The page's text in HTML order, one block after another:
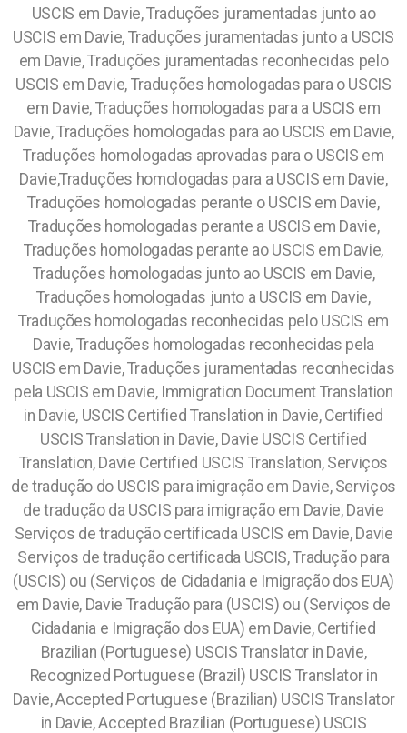
USCIS em Davie, Traduções juramentadas junto ao
USCIS em Davie, Traduções juramentadas junto a USCIS
em Davie, Traduções juramentadas reconhecidas pelo
USCIS em Davie, Traduções homologadas para o USCIS
em Davie, Traduções homologadas para a USCIS em
Davie, Traduções homologadas para ao USCIS em Davie,
Traduções homologadas aprovadas para o USCIS em
Davie,Traduções homologadas para a USCIS em Davie,
Traduções homologadas perante o USCIS em Davie,
Traduções homologadas perante a USCIS em Davie,
Traduções homologadas perante ao USCIS em Davie,
Traduções homologadas junto ao USCIS em Davie,
Traduções homologadas junto a USCIS em Davie,
Traduções homologadas reconhecidas pelo USCIS em
Davie, Traduções homologadas reconhecidas pela
USCIS em Davie, Traduções juramentadas reconhecidas
pela USCIS em Davie, Immigration Document Translation
in Davie, USCIS Certified Translation in Davie, Certified
USCIS Translation in Davie, Davie USCIS Certified
Translation, Davie Certified USCIS Translation, Serviços
de tradução do USCIS para imigração em Davie, Serviços
de tradução da USCIS para imigração em Davie, Davie
Serviços de tradução certificada USCIS em Davie, Davie
Serviços de tradução certificada USCIS, Tradução para
(USCIS) ou (Serviços de Cidadania e Imigração dos EUA)
em Davie, Davie Tradução para (USCIS) ou (Serviços de
Cidadania e Imigração dos EUA) em Davie, Certified
Brazilian (Portuguese) USCIS Translator in Davie,
Recognized Portuguese (Brazil) USCIS Translator in
Davie, Accepted Portuguese (Brazilian) USCIS Translator
in Davie, Accepted Brazilian (Portuguese) USCIS